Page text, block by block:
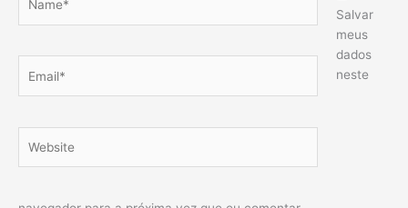
Salvar
meus
dados
neste